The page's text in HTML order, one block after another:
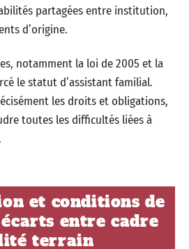
partagées entre institution,
d’origine.
notamment la loi de 2005 et la
le statut d’assistant familial.
les droits et obligations,
toutes les difficultés liées à
et conditions de
entre cadre
terrain